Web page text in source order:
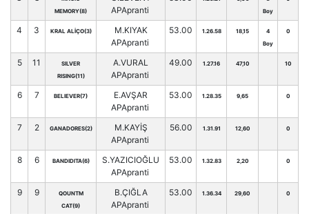
MEMORY(8)
APApranti
Boy
4 3 KRAL ALİÇO(3)
M.KIYAK
APApranti
53.00 1.26.58 18,15
4
Boy
0
5 11
SILVER
RISING(11)
A.VURAL
APApranti
49.00 1.27.16 47,10 10
6 7 BELIEVER(7)
E.AVŞAR
APApranti
53.00 1.28.35 9,65 0
7 2 GANADORES(2)
M.KAYİŞ
APApranti
56.00 1.31.91 12,60 0
8 6 BANDIDITA(6)
S.YAZICIOĞLU
APApranti
53.00 1.32.83 2,20 0
9 9
QOUNTM
CAT(9)
B.ÇIĞLA
APApranti
53.00 1.36.34 29,60 0